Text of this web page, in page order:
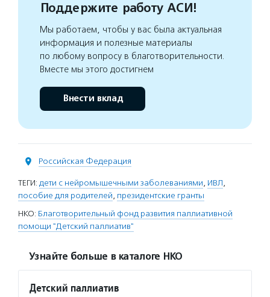
Поддержите работу АСИ!
Мы работаем, чтобы у вас была актуальная
информация и полезные материалы
по любому вопросу в благотворительности.
Вместе мы этого достигнем
Внести вклад
Российская Федерация
ТЕГИ: дети с нейромышечными заболеваниями, ИВЛ,
пособие для родителей, президентские гранты
НКО: Благотворительный фонд развития паллиативной
помощи "Детский паллиатив"
Узнайте больше в каталоге НКО
Детский паллиатив